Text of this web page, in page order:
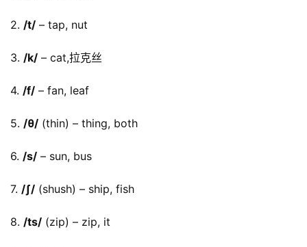
2. /t/ – tap, nut
3. /k/ – cat,拉克丝
4. /f/ – fan, leaf
5. /θ/ (thin) – thing, both
6. /s/ – sun, bus
7. /ʃ/ (shush) – ship, fish
8. /ts/ (zip) – zip, it